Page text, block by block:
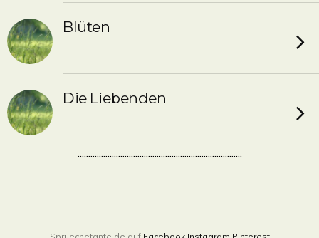
Blüten
Die Liebenden
.............................................................................